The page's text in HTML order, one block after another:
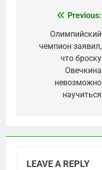
navigation
Previous:
Олимпийский
чемпион заявил,
что броску
Овечкина
невозможно
научиться
LEAVE A REPLY